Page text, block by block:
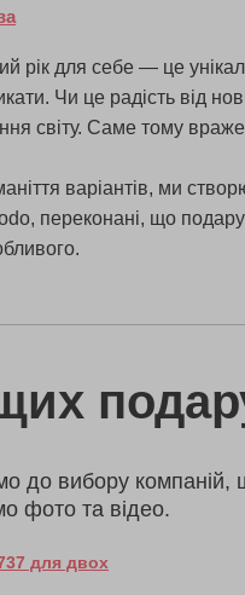
рік для себе — це
Чи це радість від
світу. Саме тому
варіантів, ми
переконані, що
до вибору
фото та відео.
для двох